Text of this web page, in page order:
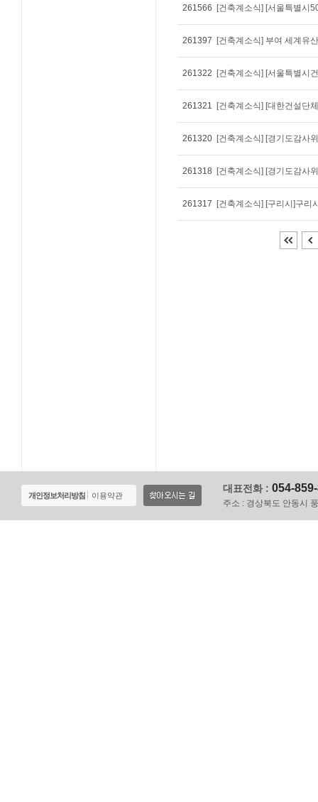
261566
261397 [건축계소식] 부여 세계유
261322
261321 [건축계소식] [대한건설단
261320
261318 [건축계소식] [경기도감사
261317 [건축계소식] [구리시]구리
개인정보처리방침 이용약관
대표전화 : 054-
주소 : 경상북도 안동시